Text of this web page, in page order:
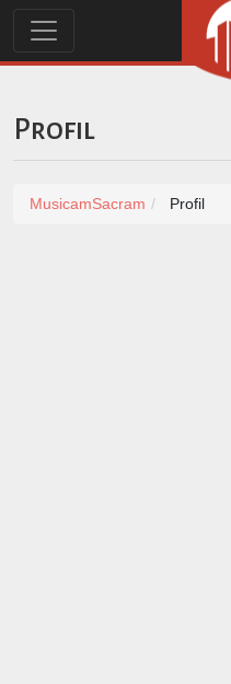
Profil
MusicamSacram Profil